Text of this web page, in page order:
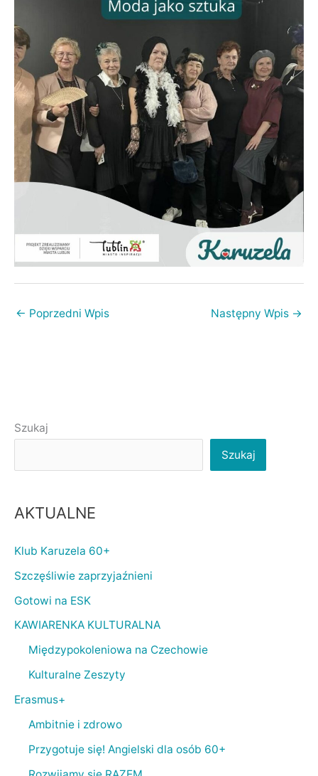
← Poprzedni Wpis Następny Wpis →
Szukaj
Szukaj
AKTUALNE
Klub Karuzela 60+
Szczęśliwie zaprzyjaźnieni
Gotowi na ESK
KAWIARENKA KULTURALNA
Międzypokoleniowa na Czechowie
Kulturalne Zeszyty
Erasmus+
Ambitnie i zdrowo
Przygotuje się! Angielski dla osób 60+